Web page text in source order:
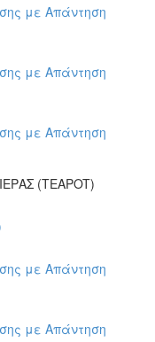
με Απάντηση
με Απάντηση
με Απάντηση
(TEAPOT)
με Απάντηση
με Απάντηση